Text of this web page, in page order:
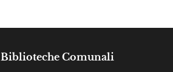
Biblioteche Comunali